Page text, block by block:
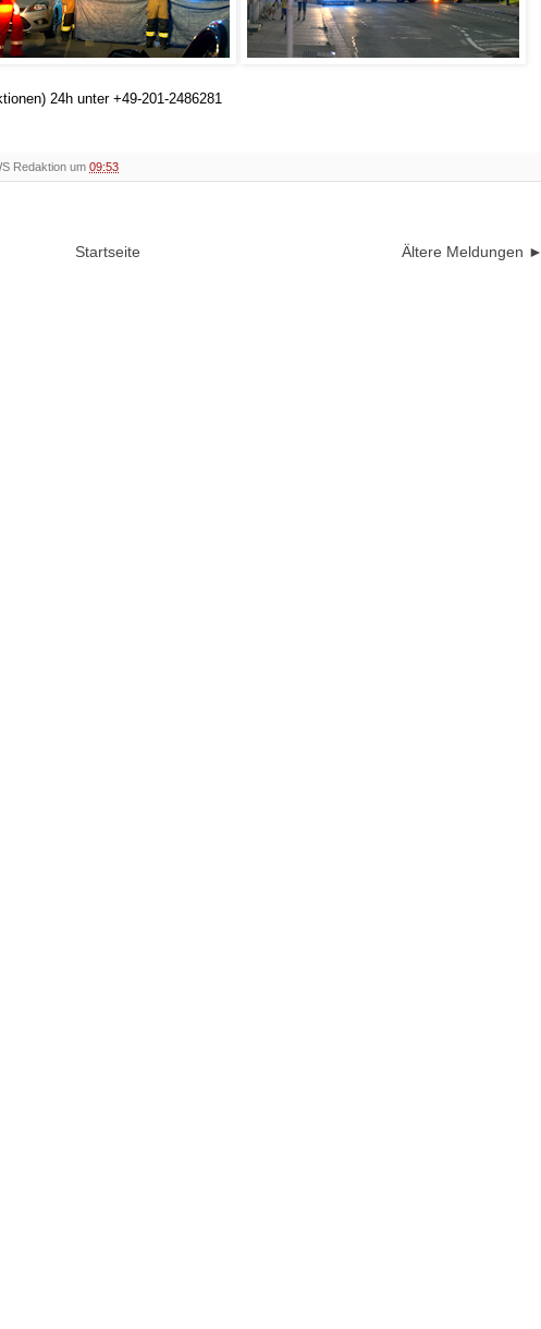
24h unter +49-201-2486281
Redaktion um 09:53
Ältere Meldungen ►
Startseite